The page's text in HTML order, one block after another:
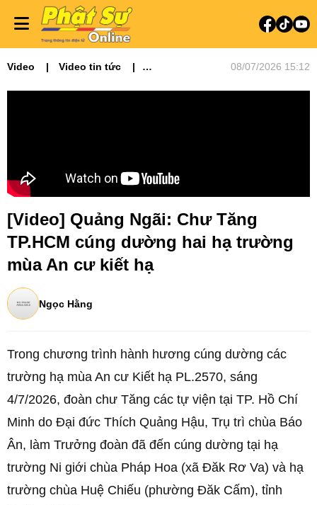
Video
Video tin tức
08/07/2026 15:12
[Video] Quảng Ngãi: Chư Tăng
TP.HCM cúng dường hai hạ trường
mùa An cư kiết hạ
Ngọc Hằng
Trong chương trình hành hương cúng dường các
trường hạ mùa An cư Kiết hạ PL.2570, sáng
4/7/2026, đoàn chư Tăng các tự viện tại TP. Hồ Chí
Minh do Đại đức Thích Quảng Hậu, Trụ trì chùa Báo
Ân, làm Trưởng đoàn đã đến cúng dường tại hạ
trường Ni giới chùa Pháp Hoa (xã Đăk Rơ Va) và hạ
trường chùa Huệ Chiếu (phường Đăk Cấm), tỉnh